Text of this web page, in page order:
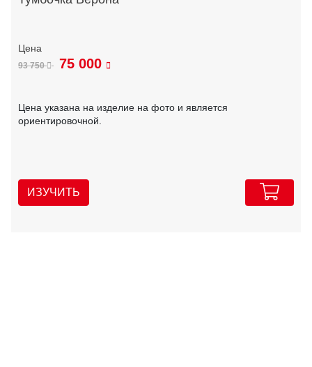
93 750 75 000
Цена указана на изделие на фото и является
ориентировочной.
ИЗУЧИТЬ